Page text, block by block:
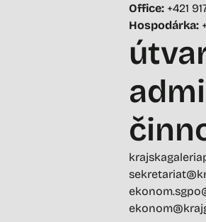
Office: +421
Hospodárka: